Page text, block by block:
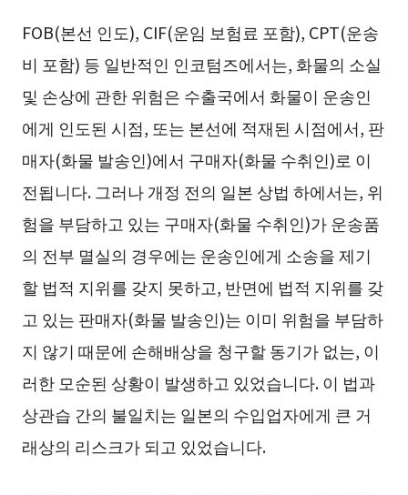
FOB(본선 인도), CIF(운임 보험료 포함), CPT(운송
비 포함) 등 일반적인 인코텀즈에서는, 화물의 소실
및 손상에 관한 위험은 수출국에서 화물이 운송인
에게 인도된 시점, 또는 본선에 적재된 시점에서, 판
매자(화물 발송인)에서 구매자(화물 수취인)로 이
전됩니다. 그러나 개정 전의 일본 상법 하에서는, 위
험을 부담하고 있는 구매자(화물 수취인)가 운송품
의 전부 멸실의 경우에는 운송인에게 소송을 제기
할 법적 지위를 갖지 못하고, 반면에 법적 지위를 갖
고 있는 판매자(화물 발송인)는 이미 위험을 부담하
지 않기 때문에 손해배상을 청구할 동기가 없는, 이
러한 모순된 상황이 발생하고 있었습니다. 이 법과
상관습 간의 불일치는 일본의 수입업자에게 큰 거
래상의 리스크가 되고 있었습니다.